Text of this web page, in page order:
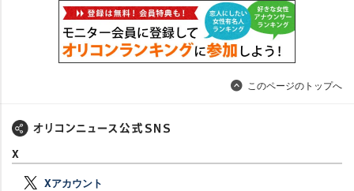
このページのトップへ
X
Xアカウント